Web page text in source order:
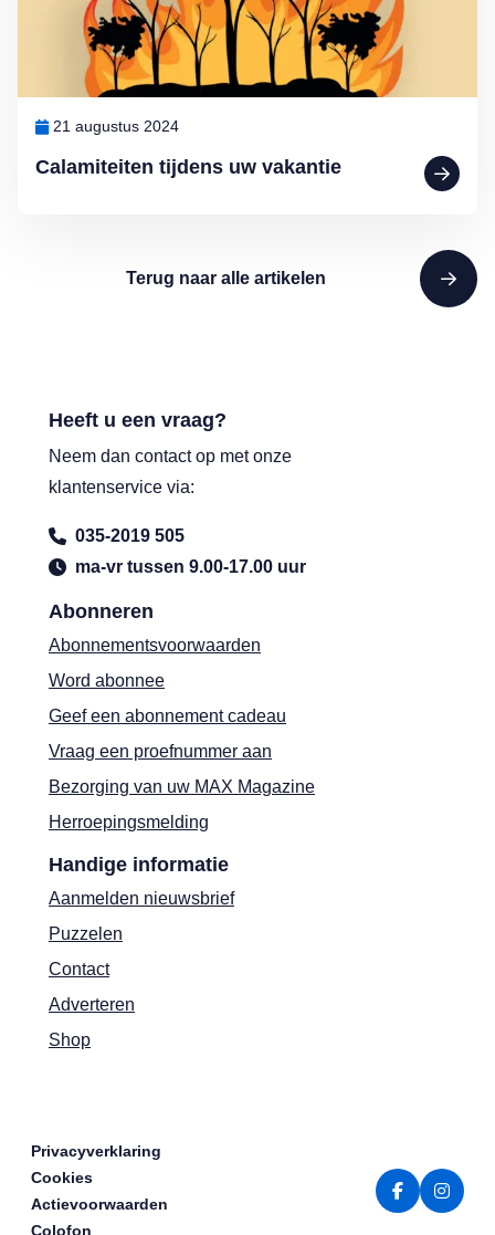
Calamiteiten tijdens uw vakantie
21 augustus 2024
Terug naar alle artikelen
Abonneren
Abonnementsvoorwaarden
Word abonnee
Geef een abonnement cadeau
Vraag een proefnummer aan
Bezorging van uw MAX Magazine
Herroepingsmelding
Handige informatie
Aanmelden nieuwsbrief
Puzzelen
Contact
Adverteren
Shop
Heeft u een vraag?
Neem dan contact op met onze
klantenservice via:
035-2019 505
ma-vr tussen 9.00-17.00 uur
Privacyverklaring
Cookies
Actievoorwaarden
Colofon